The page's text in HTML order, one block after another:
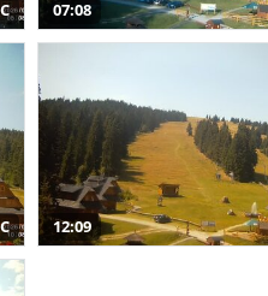
07:08
12:09